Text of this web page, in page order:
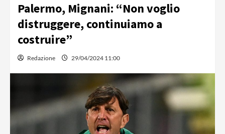
Palermo, Mignani: “Non voglio
distruggere, continuiamo a
costruire”
Redazione 29/04/2024 11:00